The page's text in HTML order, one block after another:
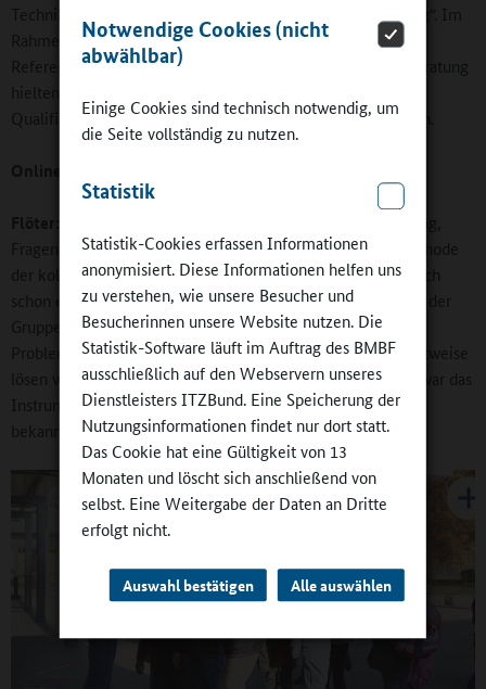
Notwendige Cookies (nicht
abwählbar)
Einige Cookies sind technisch notwendig, um
die Seite vollständig zu nutzen.
Statistik
Statistik-Cookies erfassen Informationen
anonymisiert. Diese Informationen helfen uns
zu verstehen, wie unsere Besucher und
Besucherinnen unsere Website nutzen. Die
Statistik-Software läuft im Auftrag des BMBF
ausschließlich auf den Webservern unseres
Dienstleisters ITZBund. Eine Speicherung der
Nutzungsinformationen findet nur dort statt.
Das Cookie hat eine Gültigkeit von 13
Monaten und löscht sich anschließend von
selbst. Eine Weitergabe der Daten an Dritte
erfolgt nicht.
Auswahl bestätigen Alle auswählen
Technikgestaltung, Organisations- und Personalentwicklung“. Im
Rahmen der Qualifizierung konnten die schulfachlichen
Referenten für sich erfahren, dass das, was sie bisher für Beratung
hielten, in Wahrheit nicht immer Beratung war. Ein Ziel der
Qualifizierung ist es, diese Beratungskompetenz zu steigern.
Online-Redaktion:
Flöter:
Fragen der Moderation in Konflikten und vor allem die Methode
der kollegialen Fallberatung vermittelt. Und es hat tatsächlich
schon etwas bewirkt: So wurden zum Beispiel Kollegen aus der
Gruppe mitgenommen, wenn sie an ihrer Schule vor einem
Problem standen, das sie lieber in einer gemeinsamen Sichtweise
lösen wollten – sogar über Schulformen hinweg. Natürlich war das
Instrument der kollegialen Fallberatung auch schon zuvor
bekannt. Jetzt wird es aber mehr und gezielter eingesetzt.